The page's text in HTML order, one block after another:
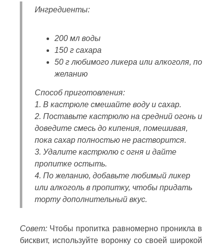
Ингредиенты:
200 мл воды
150 г сахара
50 г любимого ликера или алкоголя, по
желанию
Способ приготовления:
1. В кастрюле смешайте воду и сахар.
2. Поставьте кастрюлю на средний огонь и
доведите смесь до кипения, помешивая,
пока сахар полностью не растворится.
3. Удалите кастрюлю с огня и дайте
пропитке остыть.
4. По желанию, добавьте любимый ликер
или алкоголь в пропитку, чтобы придать
торту дополнительный вкус.
Совет: Чтобы пропитка равномерно проникла в
бисквит, используйте воронку со своей широкой